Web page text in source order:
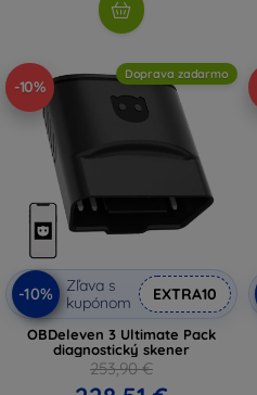
-10%
Doprava zadarmo
-10%
Zľava s
kupónom
EXTRA10
OBDeleven 3 Ultimate Pack
diagnostický skener
253,90 €